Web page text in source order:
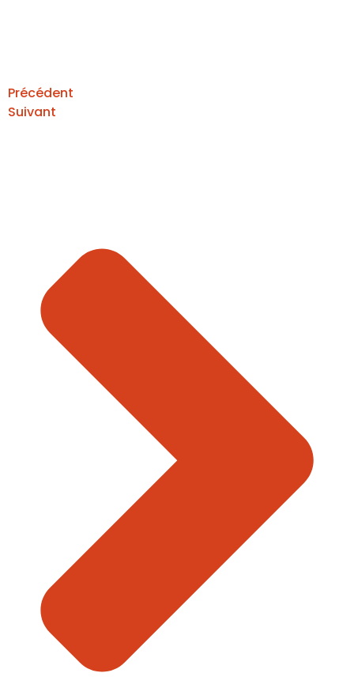
Précédent
Suivant